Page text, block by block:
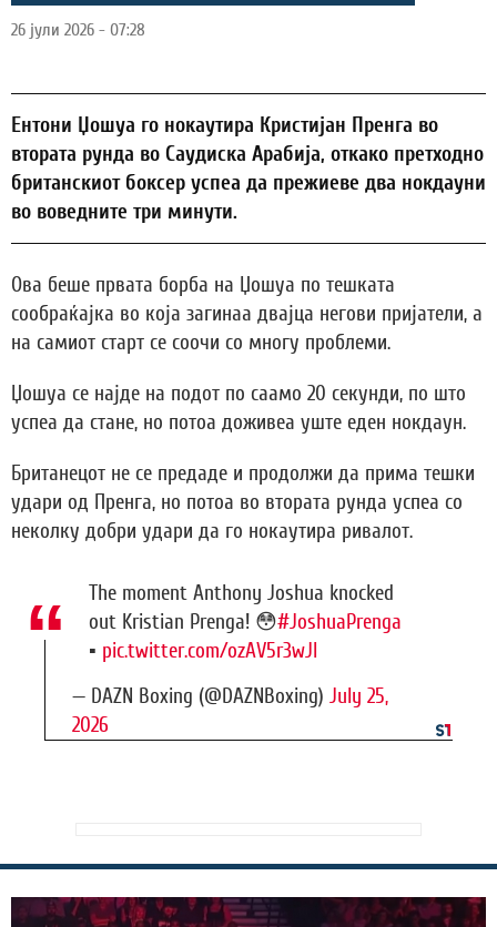
26 јули 2026 - 07:28
Ентони Џошуа го нокаутира Кристијан Пренга во
втората рунда во Саудиска Арабија, откако претходно
британскиот боксер успеа да прежиеве два нокдауни
во воведните три минути.
Ова беше првата борба на Џошуа по тешката
сообраќајка во која загинаа двајца негови пријатели, а
на самиот старт се соочи со многу проблеми.
Џошуа се најде на подот по саамо 20 секунди, по што
успеа да стане, но потоа доживеа уште еден нокдаун.
Британецот не се предаде и продолжи да прима тешки
удари од Пренга, но потоа во втората рунда успеа со
неколку добри удари да го нокаутира ривалот.
The moment Anthony Joshua knocked
out Kristian Prenga! 😳#JoshuaPrenga
▪️ pic.twitter.com/ozAV5r3wJI
— DAZN Boxing (@DAZNBoxing) July 25,
2026